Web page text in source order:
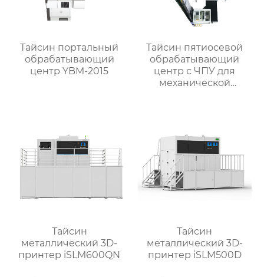
Тайсин портальный
обрабатывающий
центр YBM-2015
Тайсин пятиосевой
обрабатывающий
центр с ЧПУ для
механической
Тайсин
металлический 3D-
принтер iSLM600QN
Тайсин
металлический 3D-
принтер iSLM500D